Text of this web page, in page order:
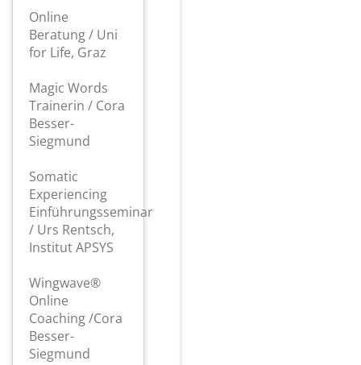
Online
Beratung / Uni
for Life, Graz
Magic Words
Trainerin / Cora
Besser-
Siegmund
Somatic
Experiencing
Einführungsseminar
/ Urs Rentsch,
Institut APSYS
Wingwave®
Online
Coaching /Cora
Besser-
Siegmund